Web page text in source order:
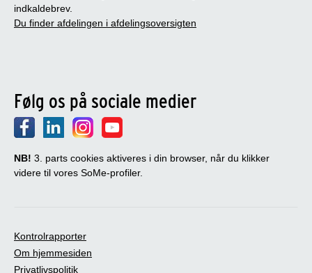
indkaldebrev.
Du finder afdelingen i afdelingsoversigten
Følg os på sociale medier
NB! 3. parts cookies aktiveres i din browser, når du klikker
videre til vores SoMe-profiler.
Kontrolrapporter
Om hjemmesiden
Privatlivspolitik